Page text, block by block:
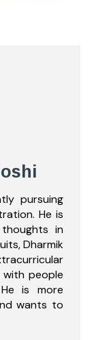
pursuing
He is
in
Dharmik
with people
is more
wants to